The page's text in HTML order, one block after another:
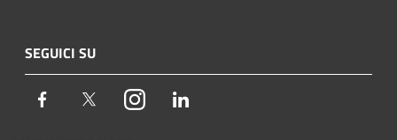
SEGUICI SU
Facebook TwitterInstagram